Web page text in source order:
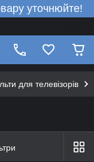
уточнюйте!
для телевізорів